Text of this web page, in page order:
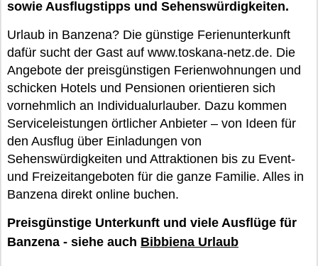
sowie Ausflugstipps und Sehenswürdigkeiten.
Urlaub in Banzena? Die günstige Ferienunterkunft
dafür sucht der Gast auf www.toskana-netz.de. Die
Angebote der preisgünstigen Ferienwohnungen und
schicken Hotels und Pensionen orientieren sich
vornehmlich an Individualurlauber. Dazu kommen
Serviceleistungen örtlicher Anbieter – von Ideen für
den Ausflug über Einladungen von
Sehenswürdigkeiten und Attraktionen bis zu Event-
und Freizeitangeboten für die ganze Familie. Alles in
Banzena direkt online buchen.
Preisgünstige Unterkunft und viele Ausflüge für
Banzena - siehe auch Bibbiena Urlaub